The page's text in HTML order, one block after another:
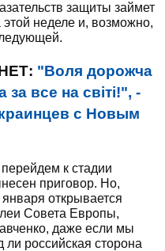
защиты займет
неделе и, возможно,
"Воля дорожча
за все на світі!", -
с Новым
к стадии
приговор. Но,
открывается
Совета Европы,
даже если мы
ли российская сторона